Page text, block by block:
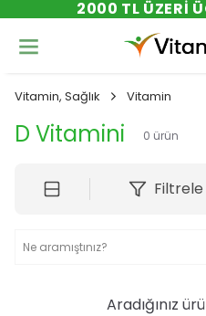
2000 TL ÜZERI
Vitamin, Sağlık Vitamin
D Vitamini 0 ürün
Filtrele
Aradığınız